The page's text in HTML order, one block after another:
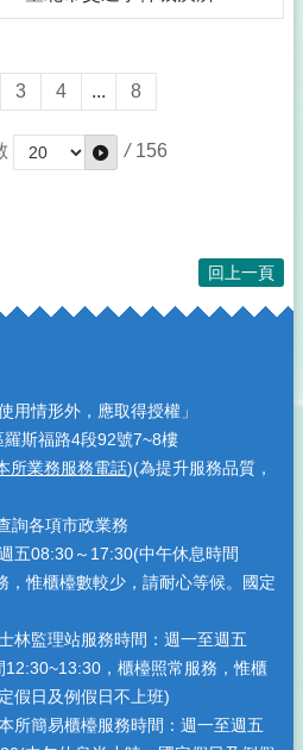
3 4 ... 8
/ 156
回上一頁
用情形外，應取得授權」
斯福路4段92號7~8樓
所業務服務電話)(為提升服務品質，
詢各項市政業務
五08:30～17:30(中午休息時間
，惟櫃檯數較少，請耐心等候。國定
林監理站服務時間：週一至週五
，櫃檯照常服務，惟櫃
假日及例假日不上班)
所簡易櫃檯服務時間：週一至週五